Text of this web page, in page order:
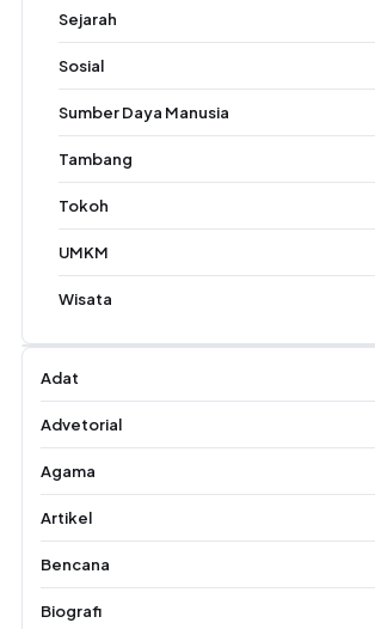
Sejarah
Sosial
Sumber Daya Manusia
Tambang
Tokoh
UMKM
Wisata
Adat
Advetorial
Agama
Artikel
Bencana
Biografi